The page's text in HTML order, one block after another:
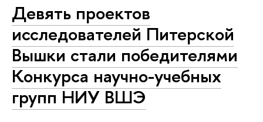
Девять проектов
исследователей Питерской
Вышки стали победителями
Конкурса научно-учебных
групп НИУ ВШЭ